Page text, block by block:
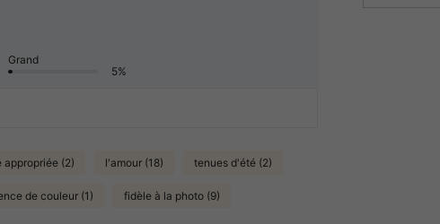
Grand
5%
appropriée (2) l'amour (18) tenues d'été (2)
de couleur (1) fidèle à la photo (9)